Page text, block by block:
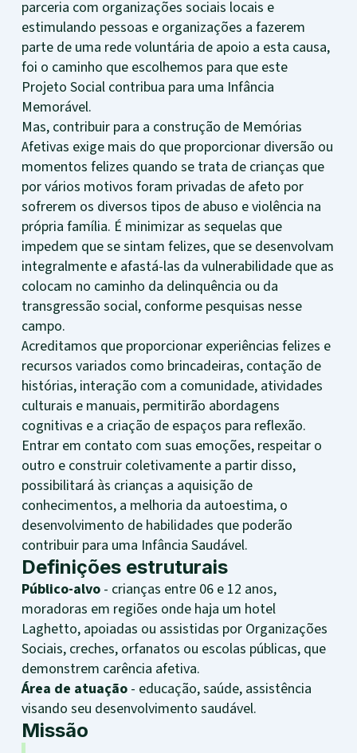
parceria com organizações sociais locais e
estimulando pessoas e organizações a fazerem
parte de uma rede voluntária de apoio a esta causa,
foi o caminho que escolhemos para que este
Projeto Social contribua para uma Infância
Memorável.
Mas, contribuir para a construção de Memórias
Afetivas exige mais do que proporcionar diversão ou
momentos felizes quando se trata de crianças que
por vários motivos foram privadas de afeto por
sofrerem os diversos tipos de abuso e violência na
própria família. É minimizar as sequelas que
impedem que se sintam felizes, que se desenvolvam
integralmente e afastá-las da vulnerabilidade que as
colocam no caminho da delinquência ou da
transgressão social, conforme pesquisas nesse
campo.
Acreditamos que proporcionar experiências felizes e
recursos variados como brincadeiras, contação de
histórias, interação com a comunidade, atividades
culturais e manuais, permitirão abordagens
cognitivas e a criação de espaços para reflexão.
Entrar em contato com suas emoções, respeitar o
outro e construir coletivamente a partir disso,
possibilitará às crianças a aquisição de
conhecimentos, a melhoria da autoestima, o
desenvolvimento de habilidades que poderão
contribuir para uma Infância Saudável.
Definições estruturais
Público-alvo- crianças entre 06 e 12 anos,
moradoras em regiões onde haja um hotel
Laghetto, apoiadas ou assistidas por Organizações
Sociais, creches, orfanatos ou escolas públicas, que
demonstrem carência afetiva.
Área de atuação - educação, saúde, assistência
visando seu desenvolvimento saudável.
Missão